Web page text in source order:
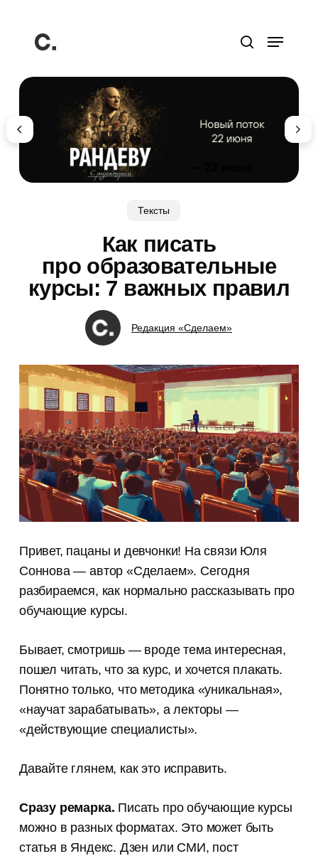
основному
содержанию
поиск
Меню
Тексты
Как писать
про образовательные
курсы: 7 важных правил
Редакция «Сделаем»
Привет, пацаны и девчонки! На связи Юля
Соннова — автор «Сделаем». Сегодня
разбираемся, как нормально рассказывать про
обучающие курсы.
Бывает, смотришь — вроде тема интересная,
пошел читать, что за курс, и хочется плакать.
Понятно только, что методика «уникальная»,
«научат зарабатывать», а лекторы —
«действующие специалисты».
Давайте глянем, как это исправить.
Сразу ремарка. Писать про обучающие курсы
можно в разных форматах. Это может быть
статья в Яндекс. Дзен или СМИ, пост